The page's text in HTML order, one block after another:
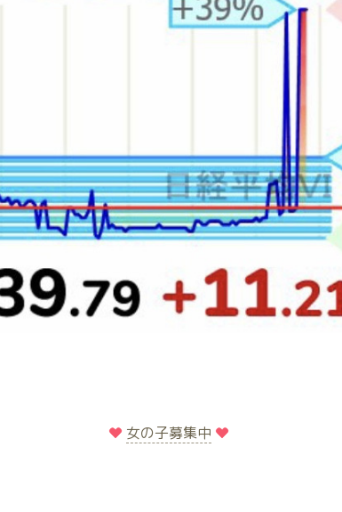
️女の子募集中